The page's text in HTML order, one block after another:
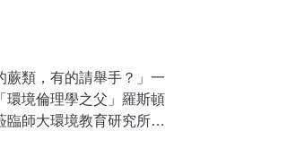
蕨類，有的請舉手？」一
環境倫理學之父」羅斯頓
臨師大環境教育研究所演